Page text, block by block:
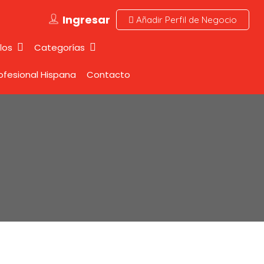
Ingresar Añadir Perfil de Negocio
Categorías
Hispana Contacto